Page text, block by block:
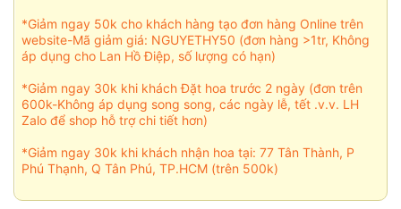
*Giảm ngay 50k cho khách hàng tạo đơn hàng Online trên
website-Mã giảm giá: NGUYETHY50 (đơn hàng >1tr, Không
áp dụng cho Lan Hồ Điệp, số lượng có hạn)
*Giảm ngay 30k khi khách Đặt hoa trước 2 ngày (đơn trên
600k-Không áp dụng song song, các ngày lễ, tết .v.v. LH
Zalo để shop hỗ trợ chi tiết hơn)
*Giảm ngay 30k khi khách nhận hoa tại: 77 Tân Thành, P
Phú Thạnh, Q Tân Phú, TP.HCM (trên 500k)